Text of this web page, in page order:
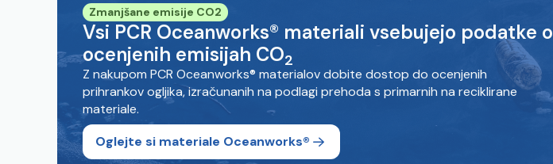
Zmanjšane emisije CO2
Vsi PCR Oceanworks® materiali vsebujejo podatke o
ocenjenih emisijah CO2
Z nakupom PCR Oceanworks® materialov dobite dostop do ocenjenih
prihrankov ogljika, izračunanih na podlagi prehoda s primarnih na reciklirane
materiale.
Oglejte si materiale Oceanworks®